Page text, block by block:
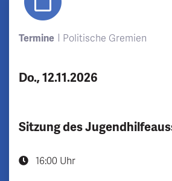
Termine Politische Gremien
Do., 12.11.2026
Sitzung des
16:00 Uhr